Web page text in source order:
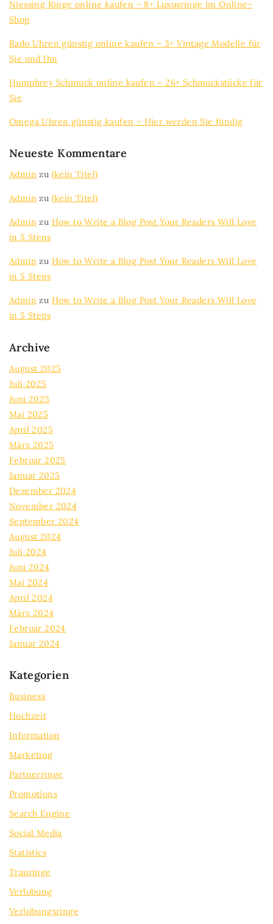
Niessing Ringe online kaufen – 8+ Luxusringe im Online-
Shop
Rado Uhren günstig online kaufen – 3+ Vintage Modelle für
Sie und Ihn
Humphrey Schmuck online kaufen – 26+ Schmuckstücke für
Sie
Omega Uhren günstig kaufen – Hier werden Sie fündig
Neueste Kommentare
Admin zu (kein Titel)
Admin zu (kein Titel)
Admin zu How to Write a Blog Post Your Readers Will Love
in 5 Steps
Admin zu How to Write a Blog Post Your Readers Will Love
in 5 Steps
Admin zu How to Write a Blog Post Your Readers Will Love
in 5 Steps
Archive
August 2025
Juli 2025
Juni 2025
Mai 2025
April 2025
März 2025
Februar 2025
Januar 2025
Dezember 2024
November 2024
September 2024
August 2024
Juli 2024
Juni 2024
Mai 2024
April 2024
März 2024
Februar 2024
Januar 2024
Kategorien
Business
Hochzeit
Information
Marketing
Partnerringe
Promotions
Search Engine
Social Media
Statistics
Trauringe
Verlobung
Verlobungsringe